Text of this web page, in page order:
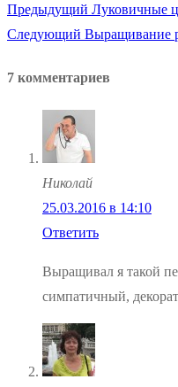
Навигация
записям
Предыдущий Предыдущая
запись:
Луковичные
Следующий Следующая
Выращивание
7 комментариев
Николай
25.03.2016 в 14:10
Ответить
Выращивал я такой
симпатичный,